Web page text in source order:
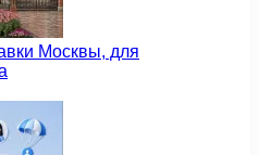
Москвы, для